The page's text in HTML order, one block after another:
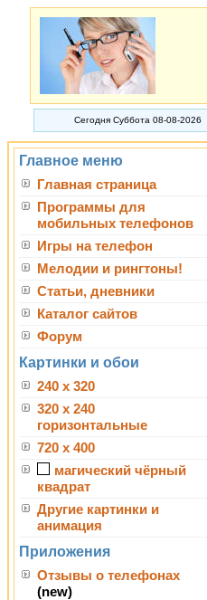
Сегодня Суббота 08-08-2026
Главное меню
Главная страница
Программы для
мобильных телефонов
Игры на телефон
Мелодии и рингтоны!
Статьи, дневники
Каталог сайтов
Форум
Картинки и обои
240 x 320
320 x 240
горизонтальные
720 x 400
магический чёрный
квадрат
Другие картинки и
анимация
Приложения
Отзывы о телефонах
(new)